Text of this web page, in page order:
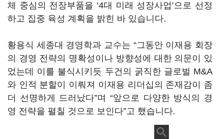
체 중심의 전장부품을 ‘4대 미래 성장사업 ’으로 선정
하고 집중 육성 계획을 밝힌 바 있습니다.
황용식 세종대 경영학과 교수는 “그동안 이재용 회장
의 경영 전략의 명확성이나 방향성에 대한 의문이 있
었는데 이를 불식시키듯 두건의 굵직한 글로벌 M&A
와 인적 분할이 이뤄져 이재용 리더십의 존재감이 좀
더 선명하게 드러났다”며“앞으로 다양한 방식의 경
영 전략을 펼칠 것으로 보인다”고 했습니다.